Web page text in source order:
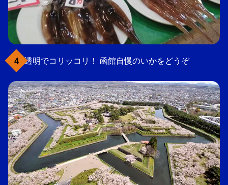
透明でコリッコリ！ 函館自慢のいかをどうぞ